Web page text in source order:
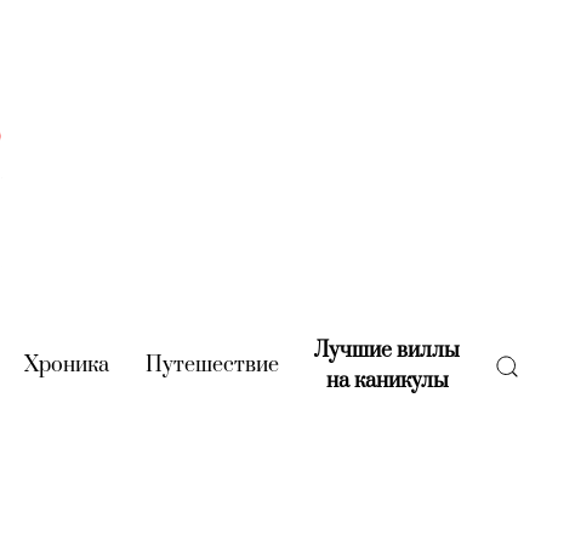
(current)
Хроника (current)
Путешествие(current)
Лучшие виллы
на каникулы(current)